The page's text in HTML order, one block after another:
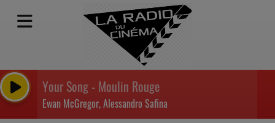
Your Song - Moulin Rouge
Ewan McGregor, Alessandro Safina